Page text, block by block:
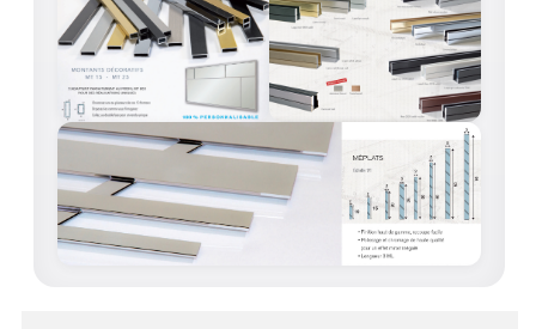
GARDE CORPS EN VERRE
VERRIÈRE TYPE ATELIER
VERRES TEXTURÉS
PLEXIGLAS PMMA
DOUBLE VITRAGE